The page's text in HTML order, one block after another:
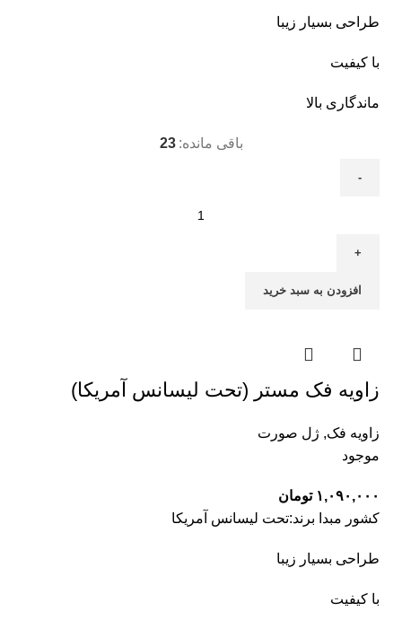
طراحی بسیار زیبا
با کیفیت
ماندگاری بالا
باقی مانده: 23
افزودن به سبد خرید
زاویه فک مستر (تحت لیسانس آمریکا)
زاویه فک, ژل صورت
موجود
۱,۰۹۰,۰۰۰ تومان
کشور مبدا برند:تحت لیسانس آمریکا
طراحی بسیار زیبا
با کیفیت